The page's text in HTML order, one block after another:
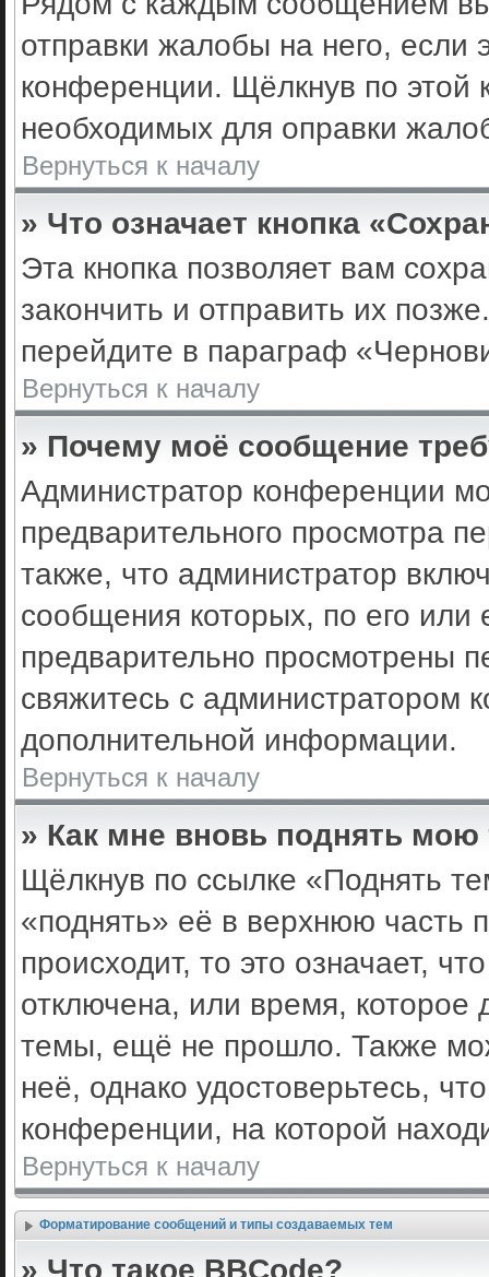
отправки жалобы на него,
конференции. Щёлкнув по этой
необходимых для оправки
Вернуться к началу
» Что означает кнопка
Эта кнопка позволяет вам
закончить и отправить их
перейдите в параграф
Вернуться к началу
» Почему моё сообщение
Администратор конференции
предварительного просмотра
также, что администратор
сообщения которых, по его
предварительно просмотрены
свяжитесь с администратором
дополнительной информации.
Вернуться к началу
» Как мне вновь поднять мою
Щёлкнув по ссылке «Поднять
«поднять» её в верхнюю часть
происходит, то это означает,
отключена, или время, которое
темы, ещё не прошло. Также
неё, однако удостоверьтесь,
конференции, на которой
Вернуться к началу
Форматирование сообщений и типы создаваемых тем
» Что такое BBCode?